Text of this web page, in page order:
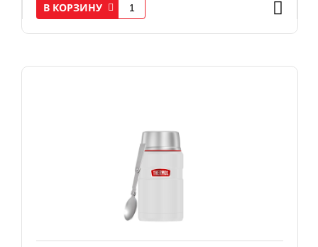
В КОРЗИНУ